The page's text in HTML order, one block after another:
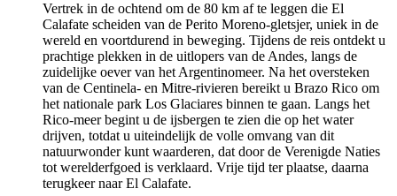
Vertrek in de ochtend om de 80 km af te leggen die El
Calafate scheiden van de Perito Moreno-gletsjer, uniek in de
wereld en voortdurend in beweging. Tijdens de reis ontdekt u
prachtige plekken in de uitlopers van de Andes, langs de
zuidelijke oever van het Argentinomeer. Na het oversteken
van de Centinela- en Mitre-rivieren bereikt u Brazo Rico om
het nationale park Los Glaciares binnen te gaan. Langs het
Rico-meer begint u de ijsbergen te zien die op het water
drijven, totdat u uiteindelijk de volle omvang van dit
natuurwonder kunt waarderen, dat door de Verenigde Naties
tot werelderfgoed is verklaard. Vrije tijd ter plaatse, daarna
terugkeer naar El Calafate.